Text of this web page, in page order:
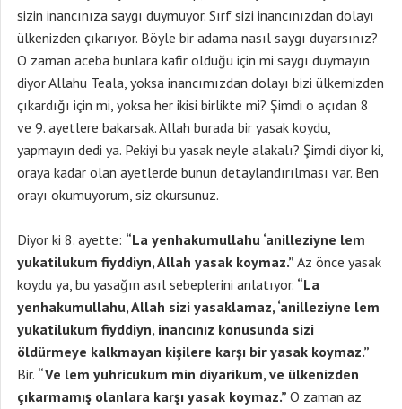
sizin inancınıza saygı duymuyor. Sırf sizi inancınızdan dolayı
ülkenizden çıkarıyor. Böyle bir adama nasıl saygı duyarsınız?
O zaman aceba bunlara kafir olduğu için mi saygı duymayın
diyor Allahu Teala, yoksa inancımızdan dolayı bizi ülkemizden
çıkardığı için mi, yoksa her ikisi birlikte mi? Şimdi o açıdan 8
ve 9. ayetlere bakarsak. Allah burada bir yasak koydu,
yapmayın dedi ya. Pekiyi bu yasak neyle alakalı? Şimdi diyor ki,
oraya kadar olan ayetlerde bunun detaylandırılması var. Ben
orayı okumuyorum, siz okursunuz.
Diyor ki 8. ayette: “La yenhakumullahu ‘anilleziyne lem
yukatilukum fiyddiyn, Allah yasak koymaz.” Az önce yasak
koydu ya, bu yasağın asıl sebeplerini anlatıyor. “La
yenhakumullahu, Allah sizi yasaklamaz, ‘anilleziyne lem
yukatilukum fiyddiyn, inancınız konusunda sizi
öldürmeye kalkmayan kişilere karşı bir yasak koymaz.”
Bir. “Ve lem yuhricukum min diyarikum, ve ülkenizden
çıkarmamış olanlara karşı yasak koymaz.” O zaman az